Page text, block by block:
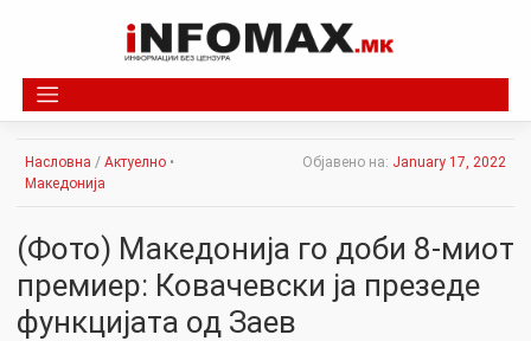
Насловна / Актуелно •
Македонија
Објавено на: January 17, 2022
(Фото) Македонија го доби 8-миот
премиер: Ковачевски ја презеде
функцијата од Заев